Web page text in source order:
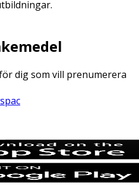
dig som vill prenumerera